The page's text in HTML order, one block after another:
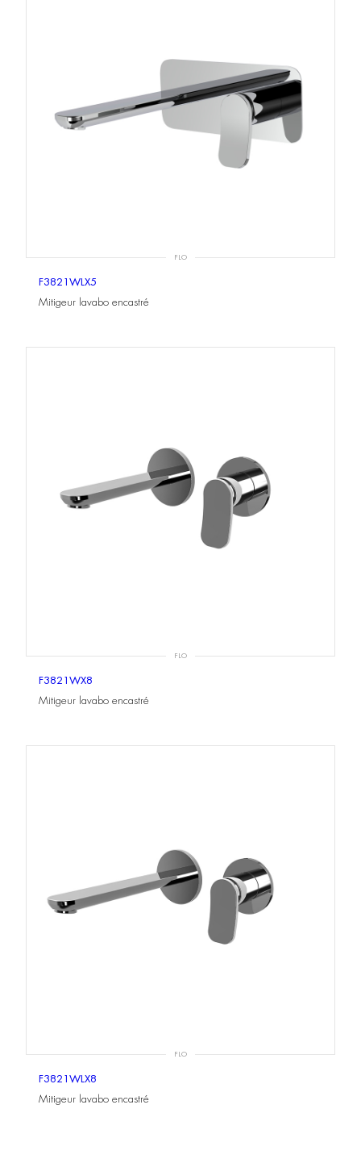
FLO
F3821WLX5
Mitigeur lavabo encastré
FLO
F3821WX8
Mitigeur lavabo encastré
FLO
F3821WLX8
Mitigeur lavabo encastré